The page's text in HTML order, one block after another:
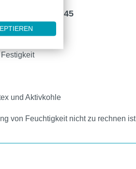
Weite 11 EU 45
und Aktivkohle
von Feuchtigkeit nicht zu rechnen ist